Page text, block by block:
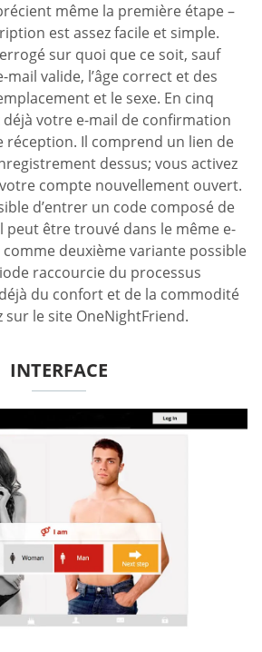
même la première étape –
est assez facile et simple.
sur quoi que ce soit, sauf
valide, l’âge correct et des
et le sexe. En cinq
déjà votre e-mail de confirmation
réception. Il comprend un lien de
dessus; vous activez
compte nouvellement ouvert.
d’entrer un code composé de
peut être trouvé dans le même e-
deuxième variante possible
raccourcie du processus
du confort et de la commodité
le site OneNightFriend.
INTERFACE